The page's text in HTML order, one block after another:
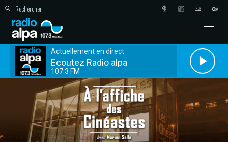
Actuellement en direct
Ecoutez Radio alpa
107.3 FM